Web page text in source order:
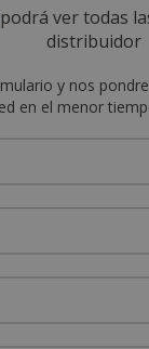
ver todas
distribuidor
y nos
en el menor